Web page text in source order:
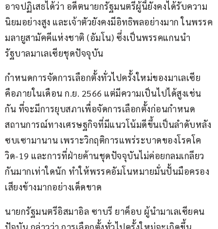
อาจปฏิเสธได้ว่า อดีตนายกรัฐมนตรีผู้นี้ยังคงได้รับความ
นิยมอย่างสูง และเจ้าตัวยังคงมีอิทธิพลอย่างมาก ในพรรค
มลายูสามัคคีแห่งชาติ (อัมโน) ซึ่งเป็นพรรคแกนนำ
รัฐบาลมาเลเซียชุดปัจจุบัน
กำหนดการจัดการเลือกตั้งทั่วไปครั้งใหม่ของมาเลเซีย
คือภายในเดือน ก.ย. 2566 แต่มีความเป็นไปได้สูงเช่น
กัน ที่จะมีการยุบสภาเพื่อจัดการเลือกตั้งก่อนกำหนด
สถานการณ์ทางเศรษฐกิจที่มีแนวโน้มดีขึ้นเป็นลำดับหลัง
ซบเซามานาน เพราะวิกฤติการแพร่ระบาดของโรคโค
วิด-19 และการที่ฝ่ายค้านชุดปัจจุบันไม่ค่อยกลมเกลียว
กันมากเท่าใดนัก ทำให้พรรคอัมโนหมายมั่นปั้นมือครอง
เสียงข้างมากอย่างเด็ดขาด
นายกรัฐมนตรีอิสมาอิล ซาบรี ยาค็อบ ผู้นำมาเลเซียคน